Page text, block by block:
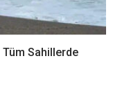
Tüm Sahillerde